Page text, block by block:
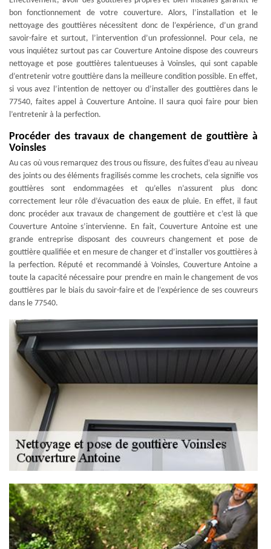
bon fonctionnement de votre couverture. Alors, l’installation et le
nettoyage des gouttières nécessitent donc de l’expérience, d’un grand
savoir-faire et surtout, l’intervention d’un professionnel. Pour cela, ne
vous inquiétez surtout pas car Couverture Antoine dispose des couvreurs
nettoyage et pose gouttières talentueuses à Voinsles, qui sont capable
d’entretenir votre gouttière dans la meilleure condition possible. En effet,
si vous avez l’intention de nettoyer ou d’installer des gouttières dans le
77540, faites appel à Couverture Antoine. Il saura quoi faire pour bien
l’entretenir à la perfection.
Procéder des travaux de changement de gouttière à
Voinsles
Au cas où vous remarquez des trous ou fissure, des fuites d’eau au niveau
des joints ou des éléments fragilisés comme les crochets, cela signifie vos
gouttières sont endommagées et qu’elles n’assurent plus donc
correctement leur rôle d’évacuation des eaux de pluie. En effet, il faut
donc procéder aux travaux de changement de gouttière et c’est là que
Couverture Antoine s’intervienne. En fait, Couverture Antoine est une
grande entreprise disposant des couvreurs changement et pose de
gouttière qualifiée et en mesure de changer et d’installer vos gouttières à
la perfection. Réputé et recommandé à Voinsles, Couverture Antoine a
toute la capacité nécessaire pour prendre en main le changement de vos
gouttières par le biais du savoir-faire et de l’expérience de ses couvreurs
dans le 77540.